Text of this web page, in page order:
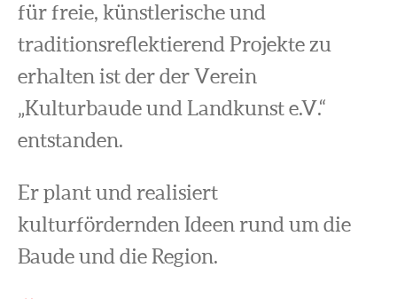
für freie, künstlerische und
traditionsreflektierend Projekte zu
erhalten ist der der Verein
„Kulturbaude und Landkunst e.V.“
entstanden.
Er plant und realisiert
kulturfördernden Ideen rund um die
Baude und die Region.